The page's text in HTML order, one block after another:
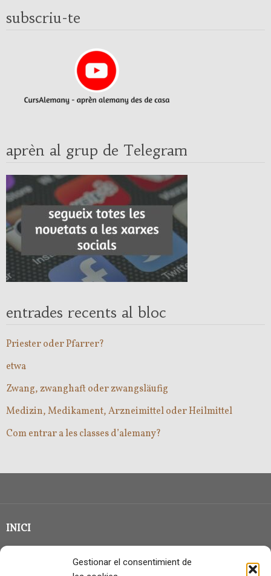
Gestionar el consentimient de
subscriu-te
aprèn al grup de Telegram
entrades recents al bloc
Priester oder Pfarrer?
etwa
Zwang, zwanghaft oder zwangsläufig
Medizin, Medikament, Arzneimittel oder Heilmittel
Com entrar a les classes d’alemany?
INICI
CLASSE EN GRUP